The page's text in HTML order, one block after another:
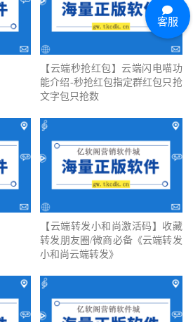
【云端秒抢红包】云端闪电喵功
能介绍-秒抢红包指定群红包只抢
文字包只抢数
【云端转发小和尚激活码】收藏
转发朋友圈/微商必备《云端转发
小和尚云端转发》
客服